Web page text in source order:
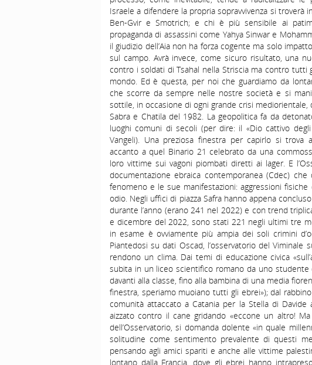
Israele a difendere la propria sopravvivenza si troverà
Ben-Gvir e Smotrich; e chi è più sensibile ai
propaganda di assassini come Yahya Sinwar e
il giudizio dell’Aia non ha forza cogente ma solo
sul campo. Avrà invece, come sicuro risultato, una
contro i soldati di Tsahal nella Striscia ma contro
mondo. Ed è questa, per noi che guardiamo da
che scorre da sempre nelle nostre società e si
sottile, in occasione di ogni grande crisi
Sabra e Chatila del 1982. La geopolitica fa da
luoghi comuni di secoli (per dire: il «Dio cattivo
Vangeli). Una preziosa finestra per capirlo si trova
accanto a quel Binario 21 celebrato da una
loro vittime sui vagoni piombati diretti ai lager. E
documentazione ebraica contemporanea (Cdec)
fenomeno e le sue manifestazioni: aggressioni
odio. Negli uffici di piazza Safra hanno appena
durante l’anno (erano 241 nel 2022) e con trend
e dicembre del 2022, sono stati 221 negli ultimi tre
in esame è ovviamente più ampia dei soli crimini
Piantedosi su dati Oscad, l’osservatorio del Viminale
rendono un clima. Dai temi di educazione civica
subita in un liceo scientifico romano da uno
davanti alla classe, fino alla bambina di una media
finestra, speriamo muoiano tutti gli ebrei»); dal
comunità attaccato a Catania per la Stella di
aizzato contro il cane gridando «eccone un altro!
dell’Osservatorio, si domanda dolente «in quale
solitudine come sentimento prevalente di questi
pensando agli amici spariti e anche alle vittime
lontano dalla Francia, dove gli ebrei hanno